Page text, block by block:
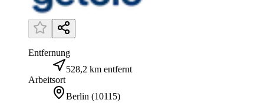
Entfernung
528,2 km entfernt
Arbeitsort
Berlin (10115)